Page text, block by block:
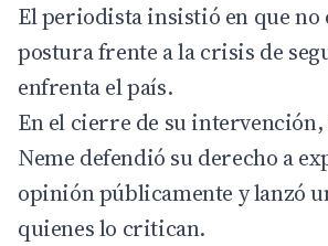
El periodista insistió en que no
postura frente a la crisis de
enfrenta el país.
En el cierre de su intervención,
Neme defendió su derecho a
opinión públicamente y lanzó
quienes lo critican.